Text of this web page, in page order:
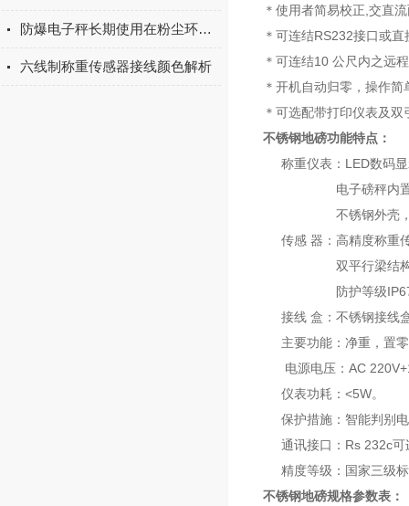
防爆电子秤长期使用在粉尘环境中有什么影响
六线制称重传感器接线颜色解析
＊使用者简易校正,交直
＊可连结RS232接口或
＊可连结10 公尺内之远
＊开机自动归零，操作简
＊可选配带打印仪表及双
不锈钢地磅功能特点：
称重仪表：LED数码显
电子磅秤内置可充
不锈钢外壳，抗
传感 器：高精度称重
双平行梁结构，
防护等级
接线 盒：不锈钢接线
主要功能：净重，置零
电源电压：AC
仪表功耗：<5W。
保护措施：智能判别电
通讯接口：Rs 232c可
精度等级：国家三级
不锈钢地磅规格参数表：